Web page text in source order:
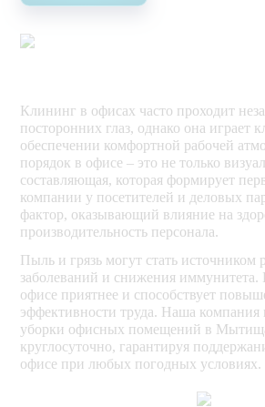
Клининг в офисах часто проходит
посторонних глаз, однако она играет
обеспечении комфортной рабочей
порядок в офисе – это не только
составляющая, которая формирует
компании у посетителей и деловых
фактор, оказывающий влияние на
производительность персонала.
Пыль и грязь могут стать источником
заболеваний и снижения иммунитета.
офисе приятнее и способствует
эффективности труда. Наша компания
уборки офисных помещений в
круглосуточно, гарантируя
офисе при любых погодных условиях.